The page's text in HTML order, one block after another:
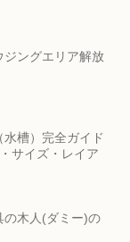
ジングエリア解放
水槽）完全ガイド
サイズ・レイア
の木人(ダミー)の